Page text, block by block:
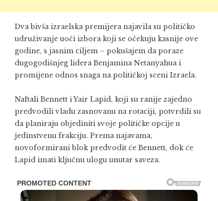
Dva bivša izraelska premijera najavila su političko
udruživanje uoči izbora koji se očekuju kasnije ove
godine, s jasnim ciljem – pokušajem da poraze
dugogodišnjeg lidera Benjamina Netanyahua i
promijene odnos snaga na političkoj sceni Izraela.
Naftali Bennett i Yair Lapid, koji su ranije zajedno
predvodili vladu zasnovanu na rotaciji, potvrdili su
da planiraju objediniti svoje političke opcije u
jedinstvenu frakciju. Prema najavama,
novoformirani blok predvodit će Bennett, dok će
Lapid imati ključnu ulogu unutar saveza.